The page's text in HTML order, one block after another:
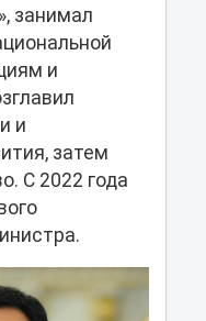
занимал
и
и
затем
С 2022 года